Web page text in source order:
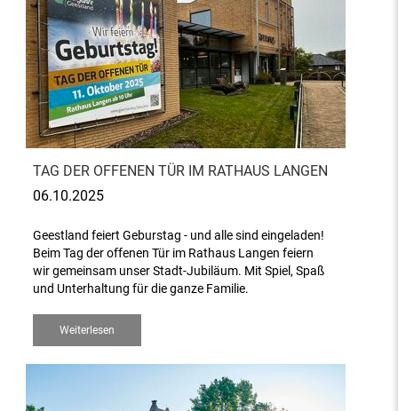
TAG DER OFFENEN TÜR IM RATHAUS LANGEN
06.10.2025
Geestland feiert Geburstag - und alle sind eingeladen!
Beim Tag der offenen Tür im Rathaus Langen feiern
wir gemeinsam unser Stadt-Jubiläum. Mit Spiel, Spaß
und Unterhaltung für die ganze Familie.
Weiterlesen